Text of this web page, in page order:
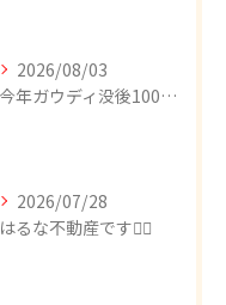
2026/08/03
今年ガウディ没後100年イエスキリストの塔が完成
2026/07/28
はるな不動産です🙂‍↕️